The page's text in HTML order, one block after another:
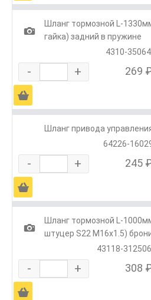
1
Шланг тормозной L-
гайка) задний в пружине
4310-
- + 269
Ä
Шланг привода
64226-
- + 245
Ä
1
Шланг тормозной L-
штуцер S22 M16х1.5)
43118-
- + 308
Ä